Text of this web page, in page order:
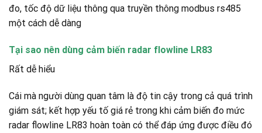
đo, tốc độ dữ liệu thông qua truyền thông modbus rs485
một cách dễ dàng
Tại sao nên dùng cảm biến radar flowline LR83
Rất dễ hiểu
Cái mà người dùng quan tâm là độ tin cậy trong cả quá trình
giám sát; kết hợp yếu tố giá rẻ trong khi cảm biến đo mức
radar flowline LR83 hoàn toàn có thể đáp ứng được điều đó